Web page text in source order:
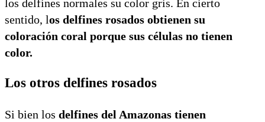
los delfines normales su color gris. En cierto
sentido, los delfines rosados obtienen su
coloración coral porque sus células no tienen
color.
Los otros delfines rosados
Si bien los delfines del Amazonas tienen